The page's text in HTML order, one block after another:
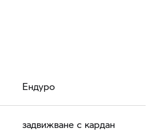
Ендуро
задвижване с кардан